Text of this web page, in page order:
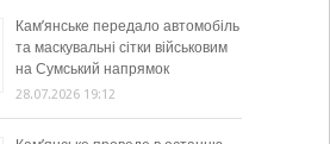
Кам’янське передало автомобіль
та маскувальні сітки військовим
на Сумський напрямок
28.07.2026 19:12